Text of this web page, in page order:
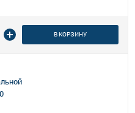
В КОРЗИНУ